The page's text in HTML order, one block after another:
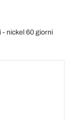
- nickel 60 giorni